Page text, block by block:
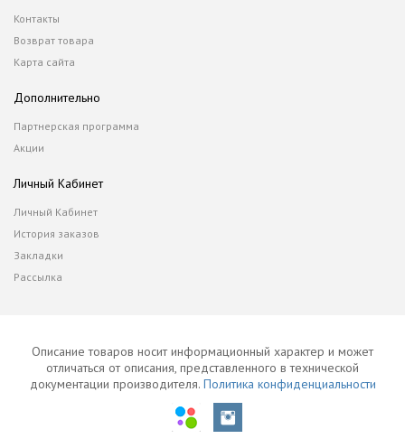
Контакты
Возврат товара
Карта сайта
Дополнительно
Партнерская программа
Акции
Личный Кабинет
Личный Кабинет
История заказов
Закладки
Рассылка
Описание товаров носит информационный характер и может
отличаться от описания, представленного в технической
документации производителя. Политика конфиденциальности